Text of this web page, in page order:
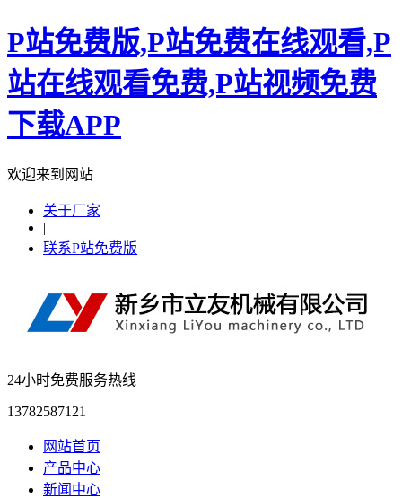
P站免费版,P站免费在线观看,P
站在线观看免费,P站视频免费
下载APP
欢迎来到网站
关于厂家
|
联系P站免费版
24小时免费服务热线
13782587121
网站首页
产品中心
新闻中心